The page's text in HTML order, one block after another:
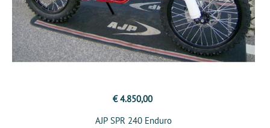
€ 4.850,00
AJP SPR 240 Enduro